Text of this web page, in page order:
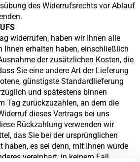
des Widerrufsrechts vor Ablauf
widerrufen, haben wir Ihnen alle
Ihnen erhalten haben, einschließlich
der zusätzlichen Kosten, die
Sie eine andere Art der Lieferung
günstigste Standardlieferung
und spätestens binnen
Tag zurückzuzahlen, an dem die
dieses Vertrags bei uns
Rückzahlung verwenden wir
das Sie bei der ursprünglichen
haben, es sei denn, mit Ihnen wurde
vereinbart; in keinem Fall